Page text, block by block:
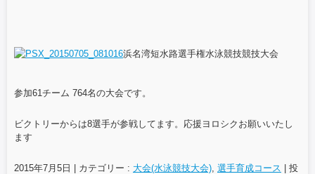
e
o
o
er
浜名湾短水路選手権水泳競技競技大会
参加61チーム 764名の大会です。
ビクトリーからは8選手が参戦してます。応援ヨロシクお願いいたし
ます
2015年7月5日 カテゴリー : 大会(水泳競技大会), 選手育成コース
投